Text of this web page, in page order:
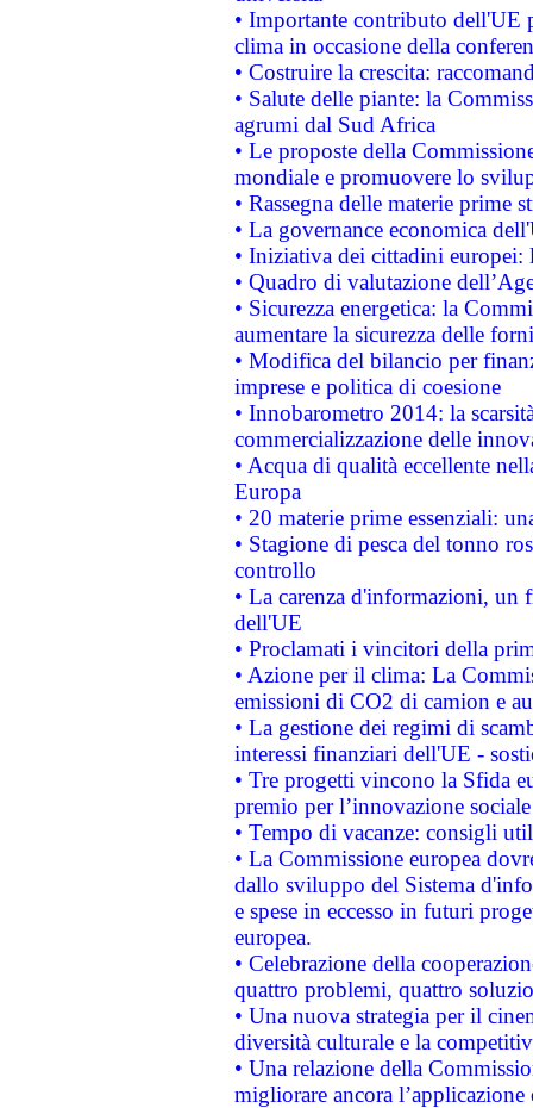
• Importante contributo dell'UE
clima in occasione della
• Costruire la crescita:
• Salute delle piante: la
agrumi dal Sud Africa
• Le proposte della
mondiale e promuovere lo
• Rassegna delle materie prime
• La governance economica
• Iniziativa dei cittadini
• Quadro di valutazione
• Sicurezza energetica: la
aumentare la sicurezza delle
• Modifica del bilancio per
imprese e politica di coesione
• Innobarometro 2014: la
commercializzazione delle
• Acqua di qualità eccellente
Europa
• 20 materie prime essenziali:
• Stagione di pesca del tonno
controllo
• La carenza d'informazioni, un
dell'UE
• Proclamati i vincitori della
• Azione per il clima: La
emissioni di CO2 di camion e
• La gestione dei regimi di
interessi finanziari dell'UE -
• Tre progetti vincono la Sfida
premio per l’innovazione sociale
• Tempo di vacanze: consigli
• La Commissione europea
dallo sviluppo del Sistema
e spese in eccesso in futuri
europea.
• Celebrazione della
quattro problemi, quattro
• Una nuova strategia per il
diversità culturale e la
• Una relazione della
migliorare ancora